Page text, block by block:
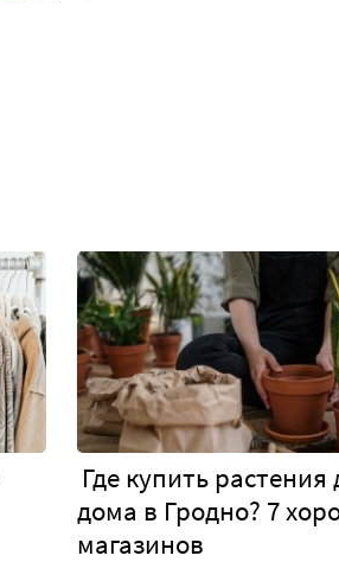
Где купить растения
дома в Гродно? 7
магазинов